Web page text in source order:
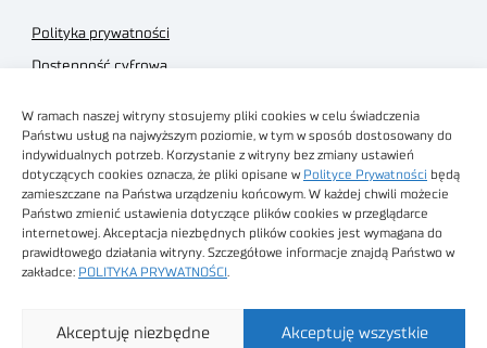
W ramach naszej witryny stosujemy pliki cookies w celu świadczenia
Państwu usług na najwyższym poziomie, w tym w sposób dostosowany do
indywidualnych potrzeb. Korzystanie z witryny bez zmiany ustawień
dotyczących cookies oznacza, że pliki opisane w Polityce Prywatności będą
zamieszczane na Państwa urządzeniu końcowym. W każdej chwili możecie
Państwo zmienić ustawienia dotyczące plików cookies w przeglądarce
internetowej. Akceptacja niezbędnych plików cookies jest wymagana do
prawidłowego działania witryny. Szczegółowe informacje znajdą Państwo w
zakładce: POLITYKA PRYWATNOŚCI
Akceptuję wszystkie
Akceptuję niezbędne
Polityka prywatności
Dostępność cyfrowa
Regulamin sklepu
Obrazy stockowe
autorstwa
Technologiczny